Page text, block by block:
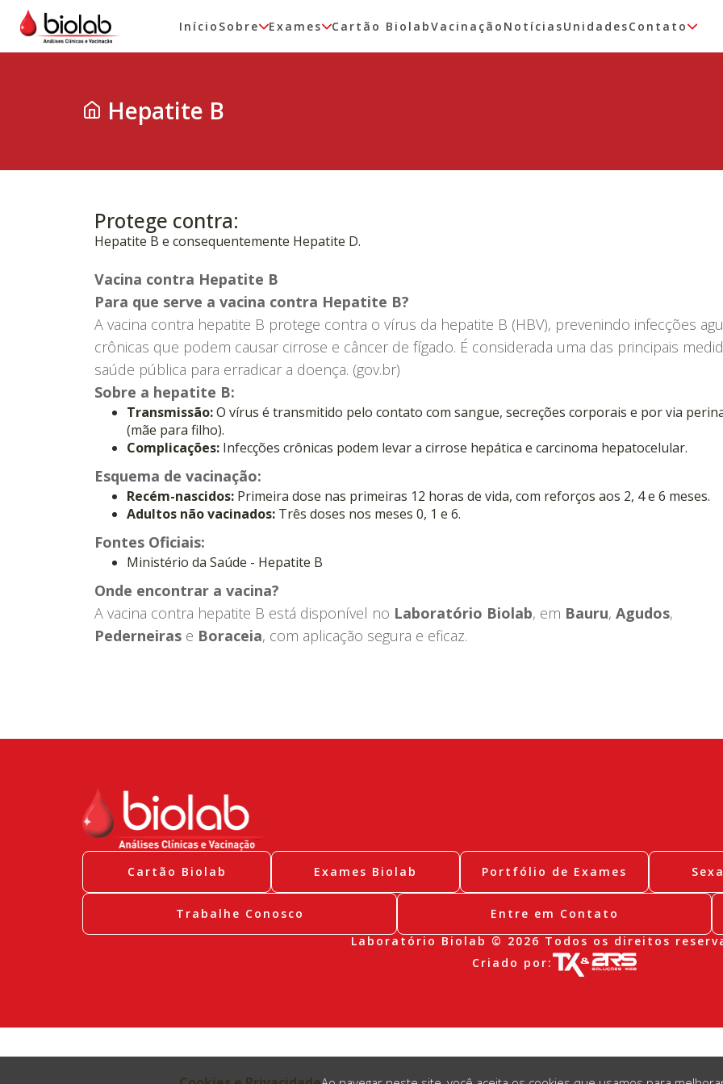
Início Sobre Exames Cartão BiolabVacinação NotíciasUnidadesContato
Hepatite B
Protege contra:
Hepatite B e consequentemente Hepatite D.
Vacina contra Hepatite B
Para que serve a vacina contra Hepatite B?
A vacina contra hepatite B protege contra o vírus da hepatite B (HBV), prevenindo infecções
crônicas que podem causar cirrose e câncer de fígado. É considerada uma das principais
saúde pública para erradicar a doença. (gov.br)
Sobre a hepatite B:
Transmissão:O vírus é transmitido pelo contato com sangue, secreções corporais e por via
(mãe para filho).
Complicações: Infecções crônicas podem levar a cirrose hepática e carcinoma hepatocelular.
Esquema de vacinação:
Recém-nascidos: Primeira dose nas primeiras 12 horas de vida, com reforços aos 2, 4 e 6 meses.
Adultos não vacinados: Três doses nos meses 0, 1 e 6.
Fontes Oficiais:
Ministério da Saúde - Hepatite B
Onde encontrar a vacina?
A vacina contra hepatite B está disponível no Laboratório Biolab, em Bauru, Agudos,
Pederneiras e Boraceia, com aplicação segura e eficaz.
Cartão Biolab Exames Biolab Portfólio de Exames
Trabalhe Conosco
Entre em Contato
Laboratório Biolab © 2026 Todos os direitos
Criado por: